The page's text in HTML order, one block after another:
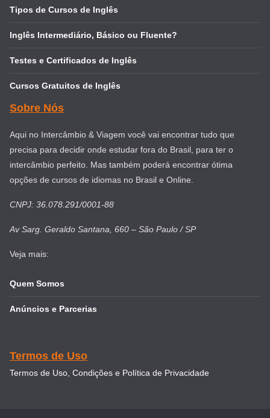
Tipos de Cursos de Inglês
Inglês Intermediário, Básico ou Fluente?
Testes e Certificados de Inglês
Cursos Gratuitos de Inglês
Sobre Nós
Aqui no Intercâmbio & Viagem você vai encontrar tudo que
precisa para decidir onde estudar fora do Brasil, para ter o
intercâmbio perfeito. Mas também poderá encontrar ótima
opções de cursos de idiomas no Brasil e Online.
CNPJ: 36.078.291/0001-88
Av Sarg. Geraldo Santana, 660 – São Paulo / SP
Veja mais:
Quem Somos
Anúncios e Parcerias
Termos de Uso
Termos de Uso, Condições e Política de Privacidade